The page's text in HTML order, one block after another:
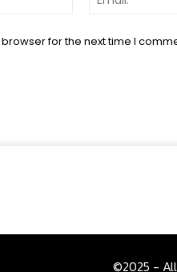
for the next time I
©2025 -